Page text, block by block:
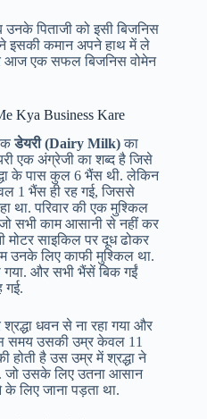
पिताजी को इसी बिजनिस
इसकी कमान अपने हाथ में ले
आज एक सफल बिजनिस वोमेन
Kya Business Kare
डेयरी (Dairy Milk)का
एक अंग्रेजी का शब्द है जिसे
के पास कुल 6 भैंस थी. लेकिन
1 भैंस ही रह गई, जिससे
था. परिवार की एक मुश्किल
जो सभी काम आसानी से नहीं कर
साइकिल पर दूध ढोकर
उनके लिए काफी मुश्किल था.
और सभी भैंसें बिक गईं
गई.
धवन से ना रहा गया और
समय उसकी उम्र केवल 11
होती है उस उम्र में श्रद्धा ने
जो उसके लिए उतना आसान
लिए जाना पड़ता था.